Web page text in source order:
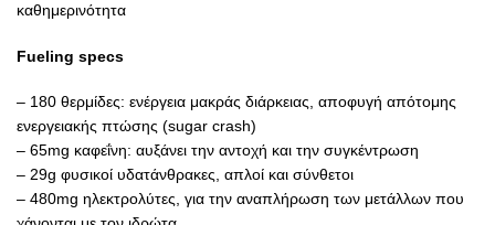
καθημερινότητα
Fueling specs
– 180 θερμίδες: ενέργεια μακράς διάρκειας, αποφυγή απότομης
ενεργειακής πτώσης (sugar crash)
– 65mg καφεΐνη: αυξάνει την αντοχή και την συγκέντρωση
– 29g φυσικοί υδατάνθρακες, απλοί και σύνθετοι
– 480mg ηλεκτρολύτες, για την αναπλήρωση των μετάλλων που